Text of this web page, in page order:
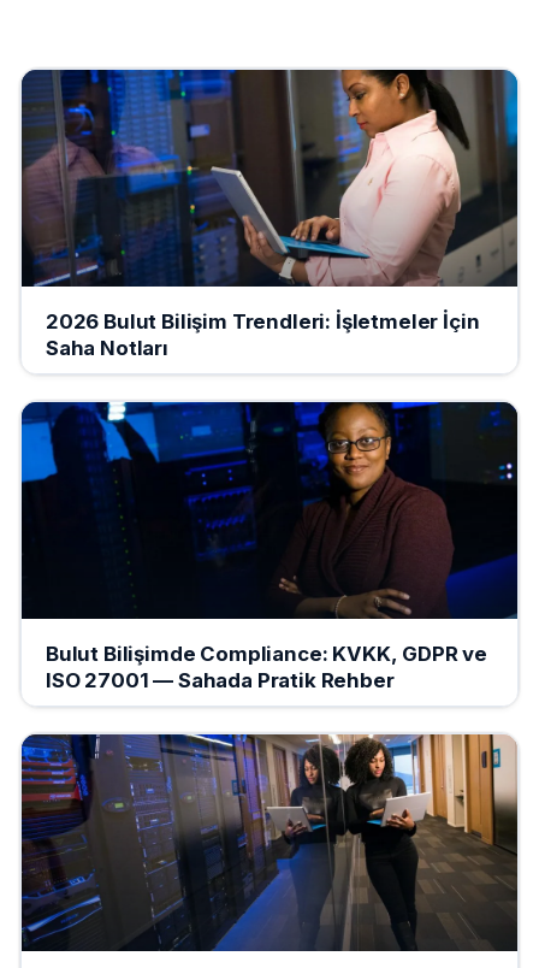
2026 Bulut Bilişim Trendleri: İşletmeler İçin
Saha Notları
Bulut Bilişimde Compliance: KVKK, GDPR ve
ISO 27001 — Sahada Pratik Rehber